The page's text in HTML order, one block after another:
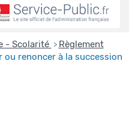
- Scolarité > Règlement
ou renoncer à la succession